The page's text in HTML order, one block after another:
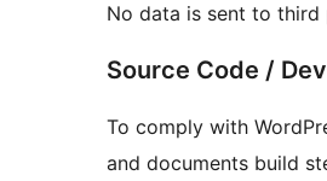
No data is sent to third
Source Code /
To comply with
and documents build